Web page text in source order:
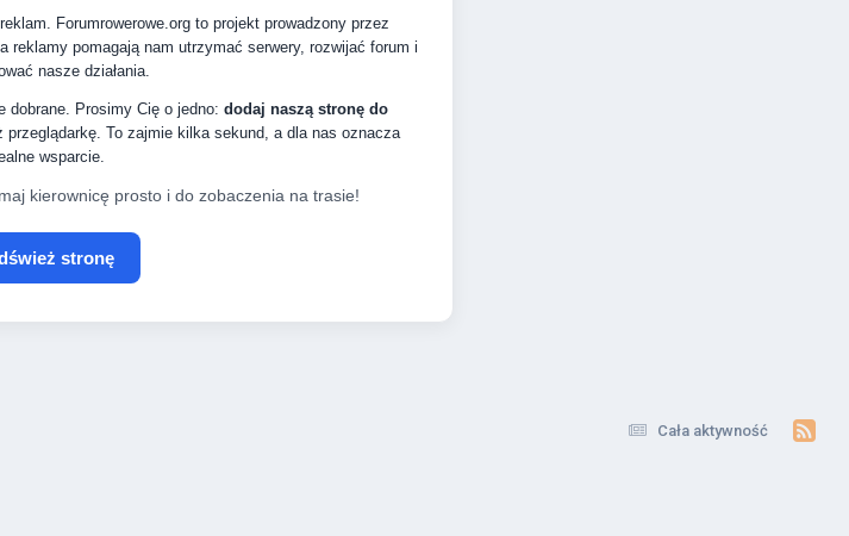
Forumrowerowe.org to projekt prowadzony przez
reklamy pomagają nam utrzymać serwery, rozwijać forum i
nasze działania.
dobrane. Prosimy Cię o jedno: dodaj naszą stronę do
To zajmie kilka sekund, a dla nas oznacza
wsparcie.
kierownicę prosto i do zobaczenia na trasie!
stronę
Cała aktywność